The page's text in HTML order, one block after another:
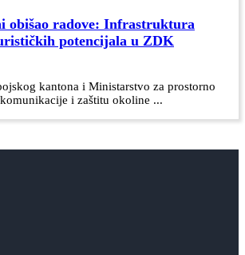
obišao radove: Infrastruktura
potencijala u ZDK
kantona i Ministarstvo za prostorno
i zaštitu okoline ...